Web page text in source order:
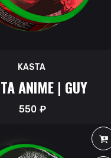
KASTA
ANIME | GUY
550₽